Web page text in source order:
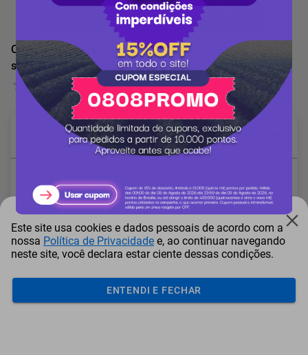
Curso Online Do bezerro ao boi gordo: entenda os
sistemas de produção
0 Avaliação
Data desejada: *
A partir de 15/08/2026
* Campo obrigatório
Adicionar ao carrinho
Este site usa cookies e dados pessoais de acordo com a
nossa Política de Privacidade e, ao continuar navegando
neste site, você declara estar ciente dessas condições.
ENTENDI E FECHAR